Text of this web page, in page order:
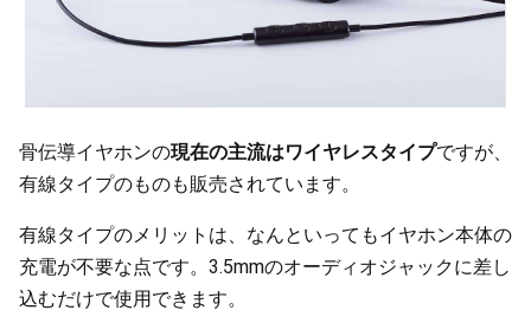
骨伝導イヤホンの現在の主流はワイヤレスタイプですが、
有線タイプのものも販売されています。
有線タイプのメリットは、なんといってもイヤホン本体の
充電が不要な点です。3.5mmのオーディオジャックに差し
込むだけで使用できます。